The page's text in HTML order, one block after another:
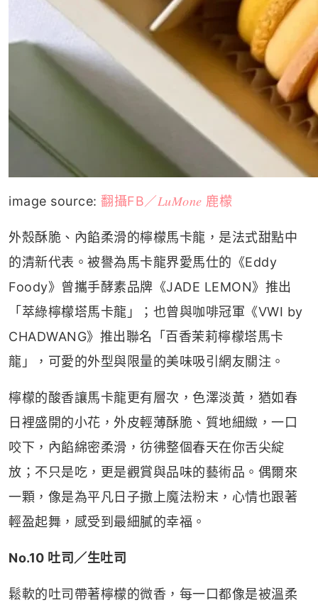
image source: 翻攝FB／𝐿𝑢𝑀𝑜𝑛𝑒 鹿檬
外殼酥脆、內餡柔滑的檸檬馬卡龍，是法式甜點中
的清新代表。被譽為馬卡龍界愛馬仕的《Eddy
Foody》曾攜手酵素品牌《JADE LEMON》推出
「萃綠檸檬塔馬卡龍」；也曾與咖啡冠軍《VWI by
CHADWANG》推出聯名「百香茉莉檸檬塔馬卡
龍」，可愛的外型與限量的美味吸引網友關注。
檸檬的酸香讓馬卡龍更有層次，色澤淡黃，猶如春
日裡盛開的小花，外皮輕薄酥脆、質地細緻，一口
咬下，內餡綿密柔滑，彷彿整個春天在你舌尖綻
放；不只是吃，更是觀賞與品味的藝術品。偶爾來
一顆，像是為平凡日子撒上魔法粉末，心情也跟著
輕盈起舞，感受到最細膩的幸福。
No.10 吐司／生吐司
鬆軟的吐司帶著檸檬的微香，每一口都像是被溫柔